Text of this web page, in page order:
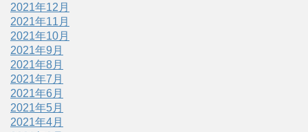
2021年12月
2021年11月
2021年10月
2021年9月
2021年8月
2021年7月
2021年6月
2021年5月
2021年4月